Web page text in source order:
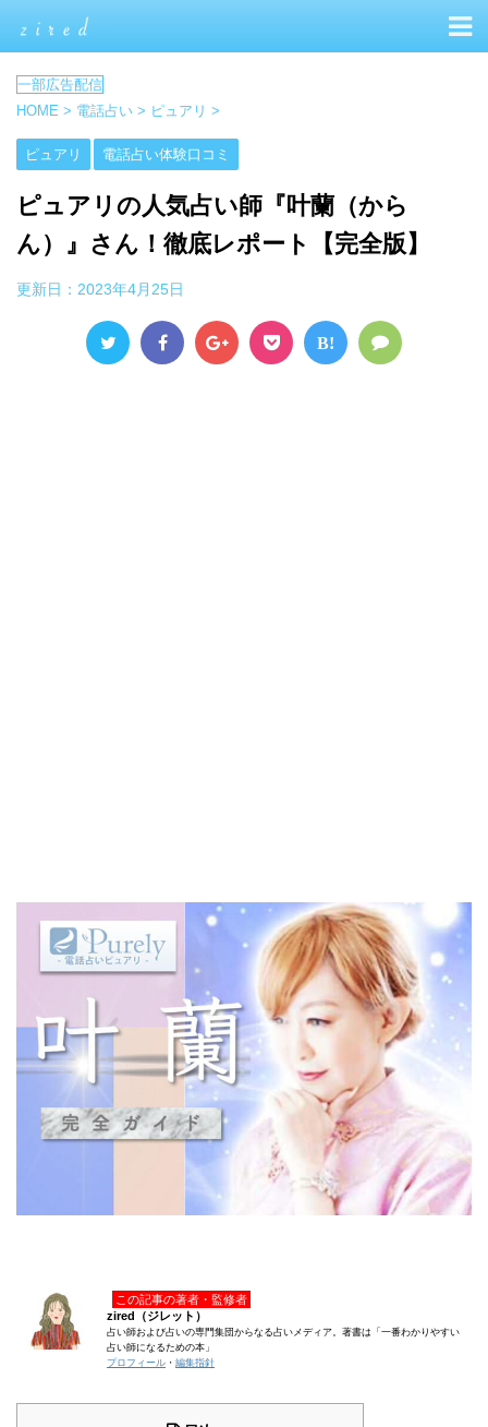
HOME > 電話占い > ピュアリ >
ピュアリ 電話占い体験口コミ
ピュアリの人気占い師『叶蘭（から
ん）』さん！徹底レポート【完全版】
更新日： 2023年4月25日
B!
この記事の著者・監修者
zired（ジレット）
占い師および占いの専門集団からなる占いメディア。著書は「一番わかりやすい
占い師になるための本」
プロフィール ・ 編集指針